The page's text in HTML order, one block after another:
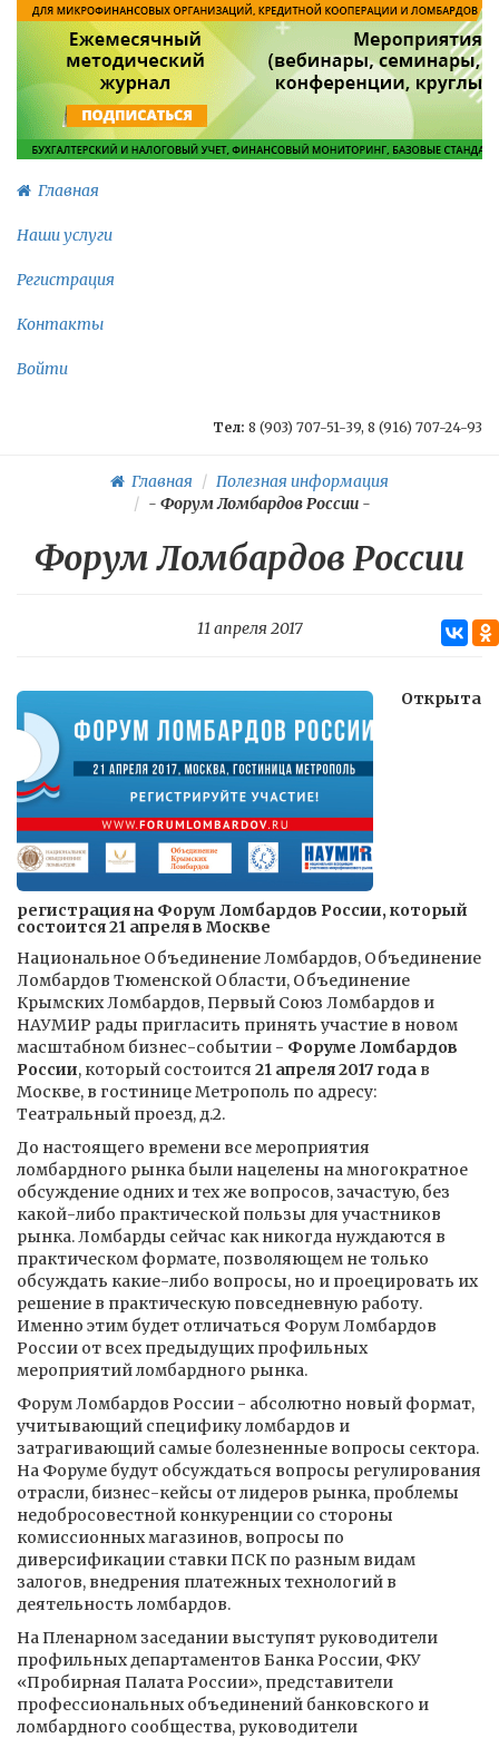
Главная
Наши услуги
Регистрация
Контакты
Войти
Тел: 8 (903) 707-51-39, 8 (916) 707-24-93
Главная
Полезная информация
- Форум Ломбардов России -
Форум Ломбардов России
11 апреля 2017
Открыта
регистрация на Форум Ломбардов России, который
состоится 21 апреля в Москве
Национальное Объединение Ломбардов, Объединение
Ломбардов Тюменской Области, Объединение
Крымских Ломбардов, Первый Союз Ломбардов и
НАУМИР рады пригласить принять участие в новом
масштабном бизнес-событии - Форуме Ломбардов
России, который состоится 21 апреля 2017 года в
Москве, в гостинице Метрополь по адресу:
Театральный проезд, д.2.
До настоящего времени все мероприятия
ломбардного рынка были нацелены на многократное
обсуждение одних и тех же вопросов, зачастую, без
какой-либо практической пользы для участников
рынка. Ломбарды сейчас как никогда нуждаются в
практическом формате, позволяющем не только
обсуждать какие-либо вопросы, но и проецировать их
решение в практическую повседневную работу.
Именно этим будет отличаться Форум Ломбардов
России от всех предыдущих профильных
мероприятий ломбардного рынка.
Форум Ломбардов России - абсолютно новый формат,
учитывающий специфику ломбардов и
затрагивающий самые болезненные вопросы сектора.
На Форуме будут обсуждаться вопросы регулирования
отрасли, бизнес-кейсы от лидеров рынка, проблемы
недобросовестной конкуренции со стороны
комиссионных магазинов, вопросы по
диверсификации ставки ПСК по разным видам
залогов, внедрения платежных технологий в
деятельность ломбардов.
На Пленарном заседании выступят руководители
профильных департаментов Банка России, ФКУ
«Пробирная Палата России», представители
профессиональных объединений банковского и
ломбардного сообщества, руководители